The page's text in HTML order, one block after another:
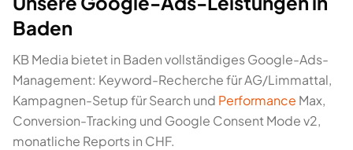
Baden
KB Media bietet in Baden vollständiges Google-Ads-
Management: Keyword-Recherche für AG/Limmattal,
Kampagnen-Setup für Search und Performance Max,
Conversion-Tracking und Google Consent Mode v2,
monatliche Reports in CHF.